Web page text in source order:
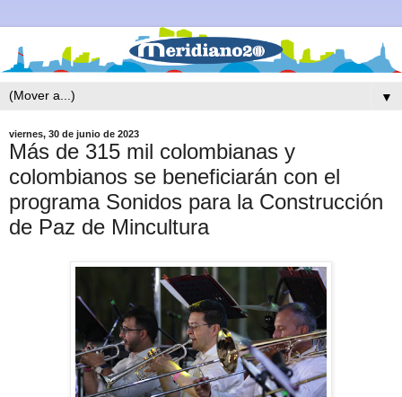
▼
viernes, 30 de junio de 2023
Más de 315 mil colombianas y
colombianos se beneficiarán con el
programa Sonidos para la Construcción
de Paz de Mincultura